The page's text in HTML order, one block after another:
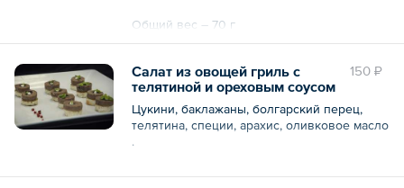
Общий вес – 70 г
150 ₽
Салат из овощей гриль с
телятиной и ореховым соусом
Цукини, баклажаны, болгарский перец,
телятина, специи, арахис, оливковое масло
.
Общий вес – 70 г